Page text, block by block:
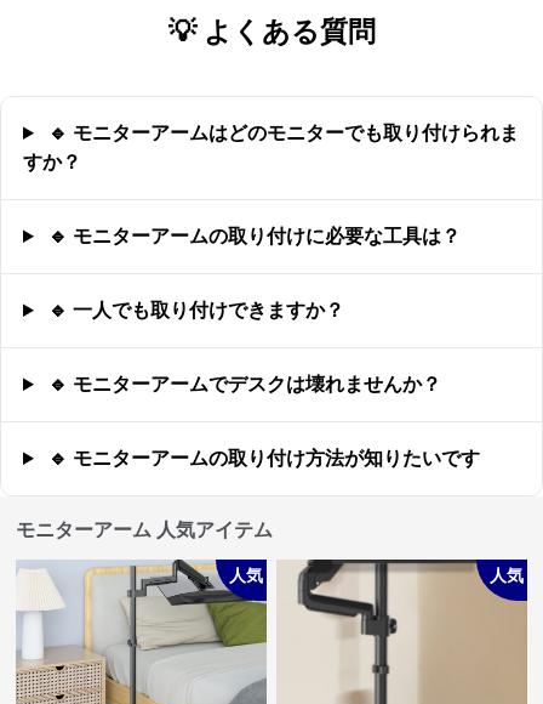
💡 よくある質問
🔹 モニターアームはどのモニターでも取り付けられま
すか？
🔹 モニターアームの取り付けに必要な工具は？
🔹 一人でも取り付けできますか？
🔹 モニターアームでデスクは壊れませんか？
🔹 モニターアームの取り付け方法が知りたいです
モニターアーム 人気アイテム
人気 人気